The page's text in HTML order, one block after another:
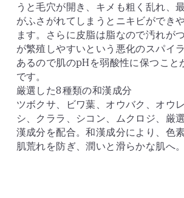
うと毛穴が開き、キメも粗く乱れ、
がふさがれてしまうとニキビができ
ます。さらに皮脂は脂なので汚れが
が繁殖しやすいという悪化のスパイ
あるので肌のpHを弱酸性に保つこと
です。
厳選した8種類の和漢成分
ツボクサ、ビワ葉、オウバク、オウ
シ、クララ、シコン、ムクロジ、厳
漢成分を配合。和漢成分により、色
肌荒れを防ぎ、潤いと滑らかな肌へ。